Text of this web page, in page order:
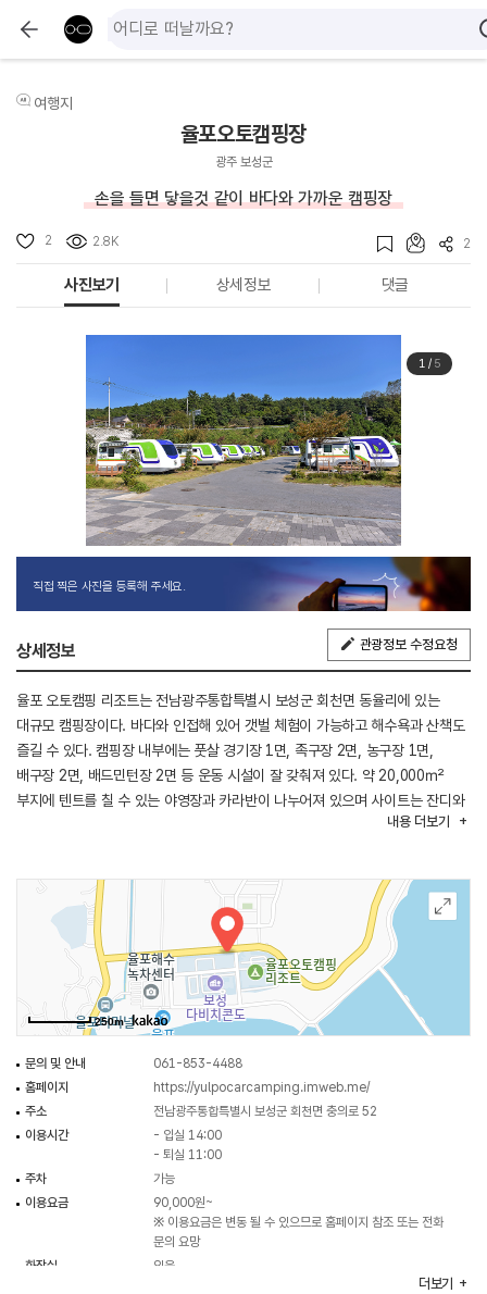
여행지
율포오토캠핑장
광주 보성군
손을 들면 닿을것 같이 바다와 가까운 캠핑장
2 2.8K 2
사진보기 상세정보 댓글
1/ 5
직접 찍은 사진을 등록해 주세요.
상세정보 관광정보 수정요청
율포 오토캠핑 리조트는 전남광주통합특별시 보성군 회천면 동율리에 있는
대규모 캠핑장이다. 바다와 인접해 있어 갯벌 체험이 가능하고 해수욕과 산책도
즐길 수 있다. 캠핑장 내부에는 풋살 경기장 1면, 족구장 2면, 농구장 1면,
배구장 2면, 배드민턴장 2면 등 운동 시설이 잘 갖춰져 있다. 약 20,000㎡
부지에 텐트를 칠 수 있는 야영장과 카라반이 나누어져 있으며 사이트는 잔디와
데크 두 종류다. 전기와 화로대를 사용할 수 있고 캠핑 장비도 대여 가능해서 빈
제암산 자연휴양림, 비봉 공룡화석지, 보성 차밭이 있어 보성의 다양한 매력과
함께 캠핑에 빠져들 수 있다.
내용 더보기
250m
문의 및 안내
061-853-4488
홈페이지
https://yulpocarcamping.imweb.me/
주소
전남광주통합특별시 보성군 회천면 충의로 52
이용시간
- 입실 14:00
- 퇴실 11:00
주차
가능
이용요금
90,000원~
※ 이용요금은 변동 될 수 있으므로 홈페이지 참조 또는 전화
문의 요망
화장실
있음
더보기